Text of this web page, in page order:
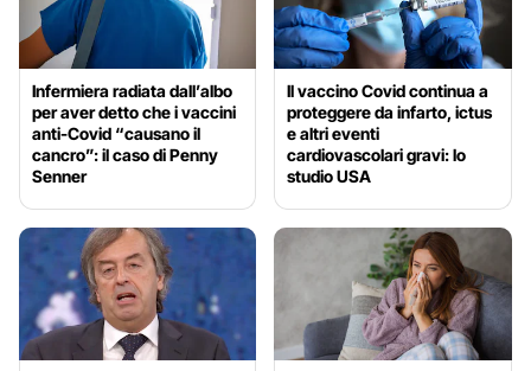
Infermiera radiata dall’albo
per aver detto che i vaccini
anti-Covid “causano il
cancro”: il caso di Penny
Senner
Il vaccino Covid continua a
proteggere da infarto, ictus
e altri eventi
cardiovascolari gravi: lo
studio USA